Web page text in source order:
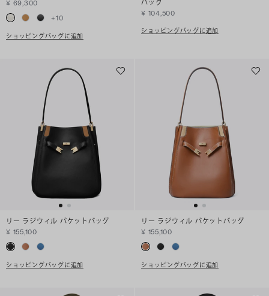
¥ 69,300
+10
ショッピングバッグに追加
バッグ
¥ 104,500
ショッピングバッグに追加
リー ラジウィル バケットバッグ
¥ 155,100
ショッピングバッグに追加
リー ラジウィル バケットバッグ
¥ 155,100
ショッピングバッグに追加